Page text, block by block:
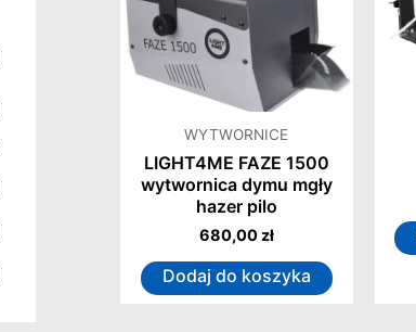
WYTWORNICE
LIGHT4ME FAZE 1500
wytwornica dymu mgły
hazer pilo
680,00 zł
Dodaj do koszyka